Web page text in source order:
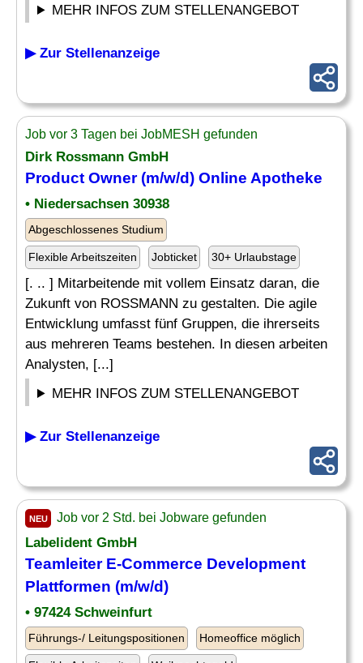
MEHR INFOS ZUM STELLENANGEBOT
▶ Zur Stellenanzeige
Job vor 3 Tagen bei JobMESH gefunden
Dirk Rossmann GmbH
Product Owner (m/w/d) Online Apotheke
• Niedersachsen 30938
Abgeschlossenes Studium
Flexible Arbeitszeiten Jobticket 30+ Urlaubstage
[. .. ] Mitarbeitende mit vollem Einsatz daran, die
Zukunft von ROSSMANN zu gestalten. Die agile
Entwicklung umfasst fünf Gruppen, die ihrerseits
aus mehreren Teams bestehen. In diesen arbeiten
Analysten, [...]
MEHR INFOS ZUM STELLENANGEBOT
▶ Zur Stellenanzeige
NEU Job vor 2 Std. bei Jobware gefunden
Labelident GmbH
Teamleiter E-Commerce Development
Plattformen (m/w/d)
• 97424 Schweinfurt
Führungs-/ Leitungspositionen Homeoffice möglich